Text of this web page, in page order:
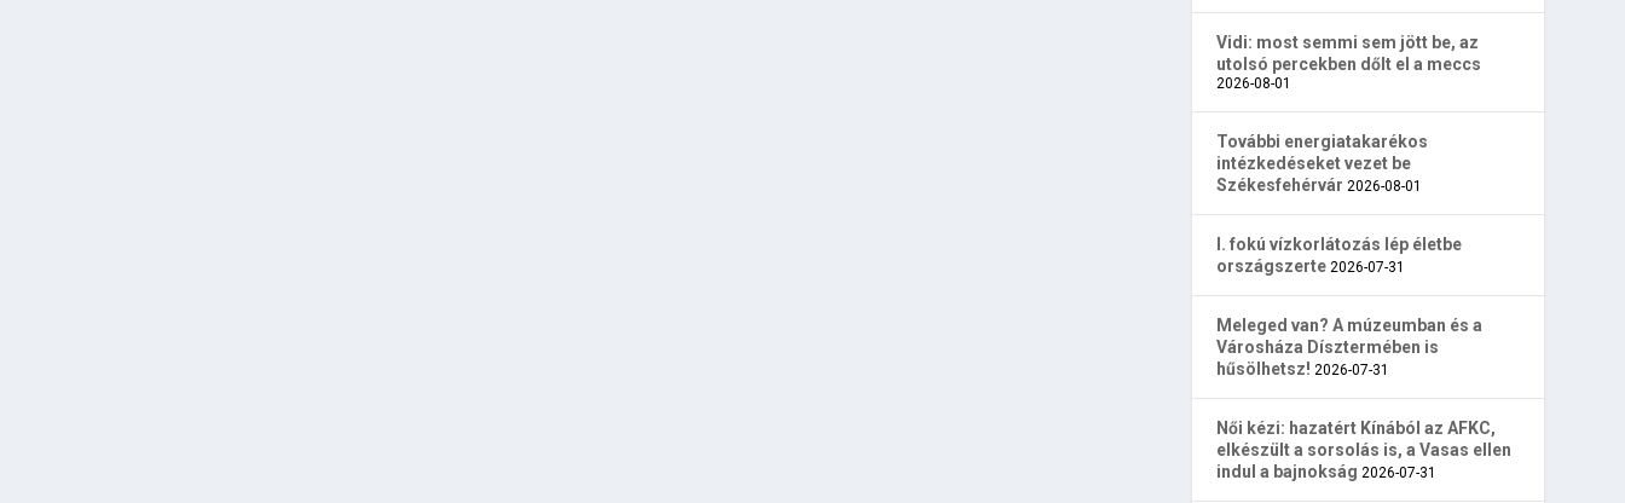
Vidi: most semmi sem jött be, az
utolsó percekben dőlt el a meccs
2026-08-01
További energiatakarékos
intézkedéseket vezet be
Székesfehérvár 2026-08-01
I. fokú vízkorlátozás lép életbe
országszerte 2026-07-31
Meleged van? A múzeumban és a
Városháza Dísztermében is
hűsölhetsz! 2026-07-31
Női kézi: hazatért Kínából az AFKC,
elkészült a sorsolás is, a Vasas ellen
indul a bajnokság 2026-07-31